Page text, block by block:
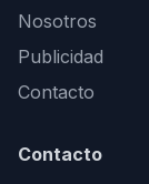
Nosotros
Publicidad
Contacto
Contacto